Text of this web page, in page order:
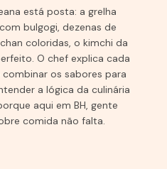
está posta: a grelha
bulgogi, dezenas de
coloridas, o kimchi da
O chef explica cada
os sabores para
a lógica da culinária
aqui em BH, gente
comida não falta.